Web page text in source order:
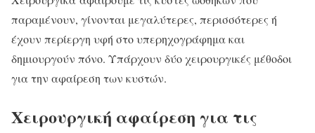
παραμένουν, γίνονται μεγαλύτερες, περισσότερες ή
έχουν περίεργη υφή στο υπερηχογράφημα και
δημιουργούν πόνο. Υπάρχουν δύο χειρουργικές μέθοδοι
για την αφαίρεση των κυστών.
Χειρουργική αφαίρεση για τις